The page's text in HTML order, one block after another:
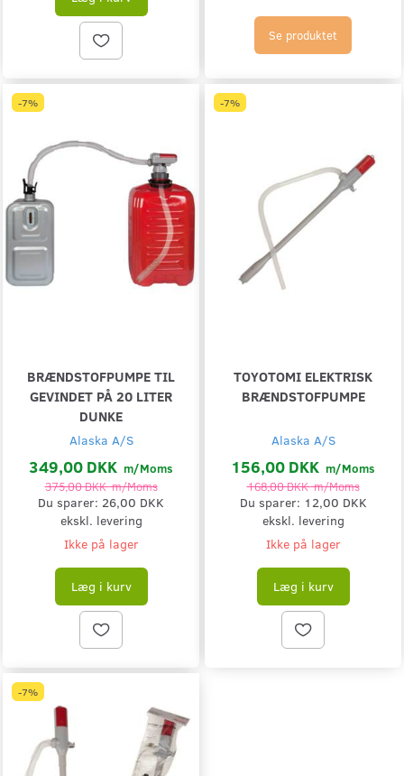
Se produktet
-7%
BRÆNDSTOFPUMPE TIL
GEVINDET PÅ 20 LITER
DUNKE
Alaska A/S
349,00 DKK m/Moms
375,00 DKKm/Moms
Du sparer: 26,00 DKK
ekskl. levering
Ikke på lager
Læg i kurv
-7%
TOYOTOMI ELEKTRISK
BRÆNDSTOFPUMPE
Alaska A/S
156,00 DKK m/Moms
168,00 DKKm/Moms
Du sparer: 12,00 DKK
ekskl. levering
Ikke på lager
Læg i kurv
-7%